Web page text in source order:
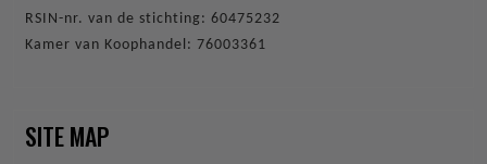
RSIN-nr. van de stichting: 60475232
Kamer van Koophandel: 76003361
SITE MAP